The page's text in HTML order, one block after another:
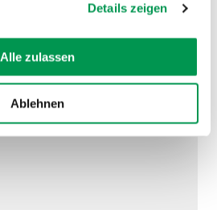
Details zeigen
Alle zulassen
Ablehnen